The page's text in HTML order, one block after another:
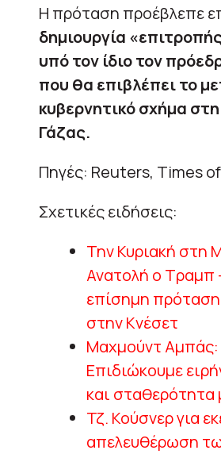
Η πρόταση προέβλεπε
δημιουργία
υπό τον ίδιο τον
που θα επιβλέπει το
κυβερνητικό σχήμα
Γάζας.
Πηγές: Reuters, Times
Σχετικές ειδήσεις:
Την Κυριακή στη
Ανατολή ο Τραμπ
επίσημη πρόταση
στην Κνέσετ
Μαχμούντ Αμπάς:
Επιδιώκουμε
και σταθερότητα
Τζ. Κούσνερ για
απελευθέρωση